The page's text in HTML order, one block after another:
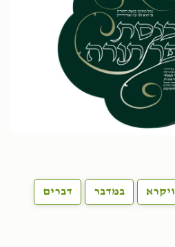
ויקרא במדבר דברים